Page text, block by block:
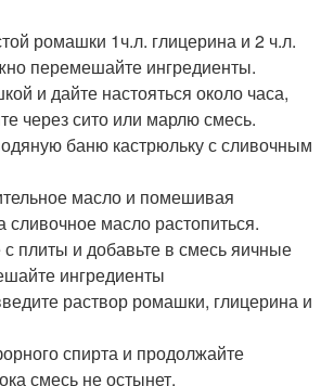
ромашки 1ч.л. глицерина и 2 ч.л.
перемешайте ингредиенты.
и дайте настояться около часа,
через сито или марлю смесь.
баню кастрюльку с сливочным
масло и помешивая
сливочное масло растопиться.
плиты и добавьте в смесь яичные
ингредиенты
раствор ромашки, глицерина и
спирта и продолжайте
смесь не остынет.